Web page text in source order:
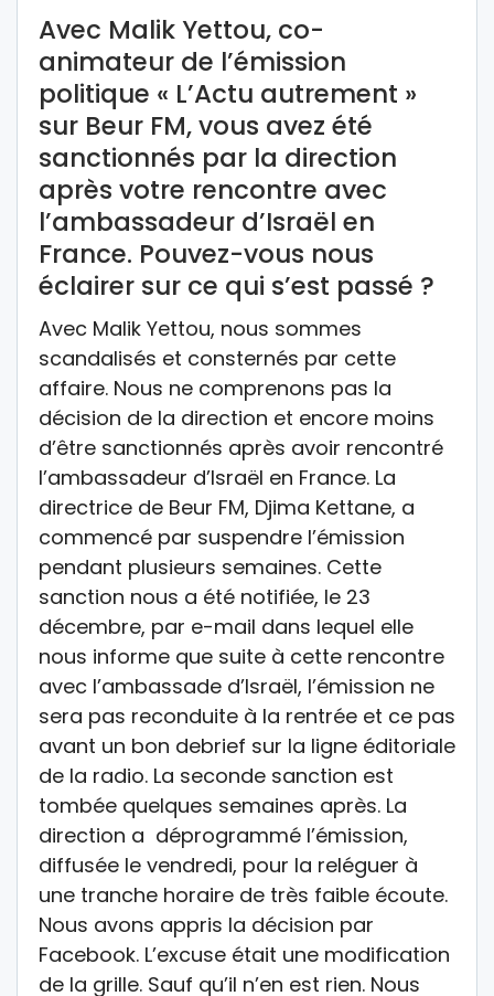
Avec Malik Yettou, co-
animateur de l’émission
politique « L’Actu autrement »
sur Beur FM, vous avez été
sanctionnés par la direction
après votre rencontre avec
l’ambassadeur d’Israël en
France. Pouvez-vous nous
éclairer sur ce qui s’est passé ?
Avec Malik Yettou, nous sommes
scandalisés et consternés par cette
affaire. Nous ne comprenons pas la
décision de la direction et encore moins
d’être sanctionnés après avoir rencontré
l’ambassadeur d’Israël en France. La
directrice de Beur FM, Djima Kettane, a
commencé par suspendre l’émission
pendant plusieurs semaines. Cette
sanction nous a été notifiée, le 23
décembre, par e-mail dans lequel elle
nous informe que suite à cette rencontre
avec l’ambassade d’Israël, l’émission ne
sera pas reconduite à la rentrée et ce pas
avant un bon debrief sur la ligne éditoriale
de la radio. La seconde sanction est
tombée quelques semaines après. La
direction a déprogrammé l’émission,
diffusée le vendredi, pour la reléguer à
une tranche horaire de très faible écoute.
Nous avons appris la décision par
Facebook. L’excuse était une modification
de la grille. Sauf qu’il n’en est rien. Nous